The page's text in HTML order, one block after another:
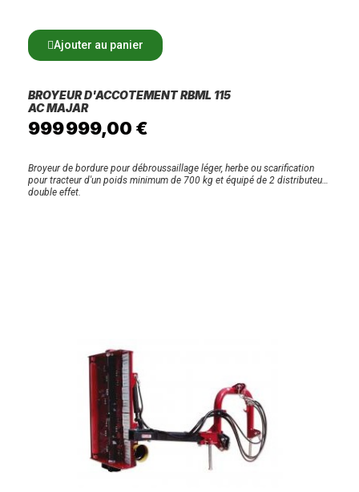
Ajouter au panier
BROYEUR D'ACCOTEMENT RBML 115
AC MAJAR
999 999,00 €
Broyeur de bordure pour débroussaillage léger, herbe ou scarification
pour tracteur d'un poids minimum de 700 kg et équipé de 2 distributeurs
double effet.